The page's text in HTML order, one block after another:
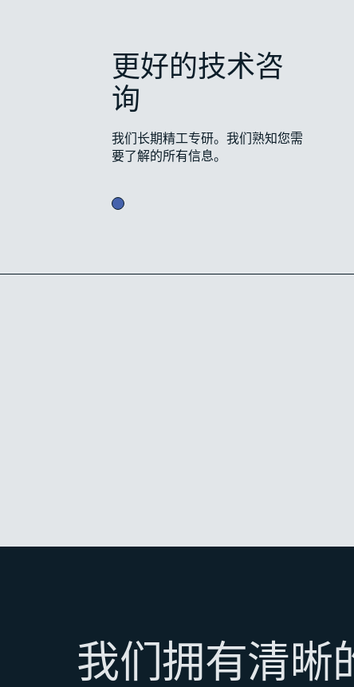
更好的技术咨
询
我们长期精工专研。我们熟知您需
要了解的所有信息。
我们拥有清晰